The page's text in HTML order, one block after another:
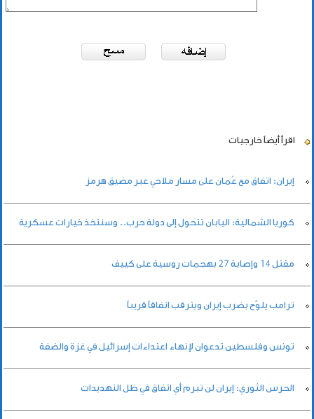
اقرأ أيضاً خارجيات
إيران: اتفاق مع عُمان على مسار ملاحي عبر مضيق هرمز
كوريا الشمالية: اليابان تتحول إلى دولة حرب.. وسنتخذ خيارات عسكرية
مقتل 14 وإصابة ‌27 بهجمات روسية على كييف
ترامب يلوّح بضرب إيران ويترقب اتفاقاً قريباً
تونس وفلسطين تدعوان لإنهاء اعتداءات إسرائيل في غزة والضفة
الحرس الثوري: إيران لن تبرم أي اتفاق في ظل التهديدات